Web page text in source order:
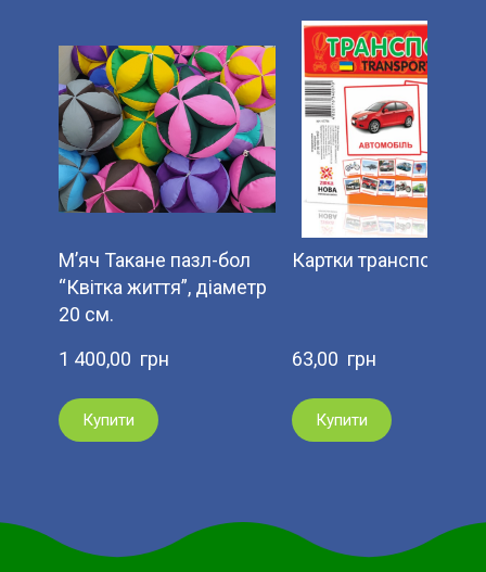
М’яч Такане пазл-бол
“Квітка життя”, діаметр
20 см.
1 400,00  грн
Купити
Картки транспорт
63,00  грн
Купити